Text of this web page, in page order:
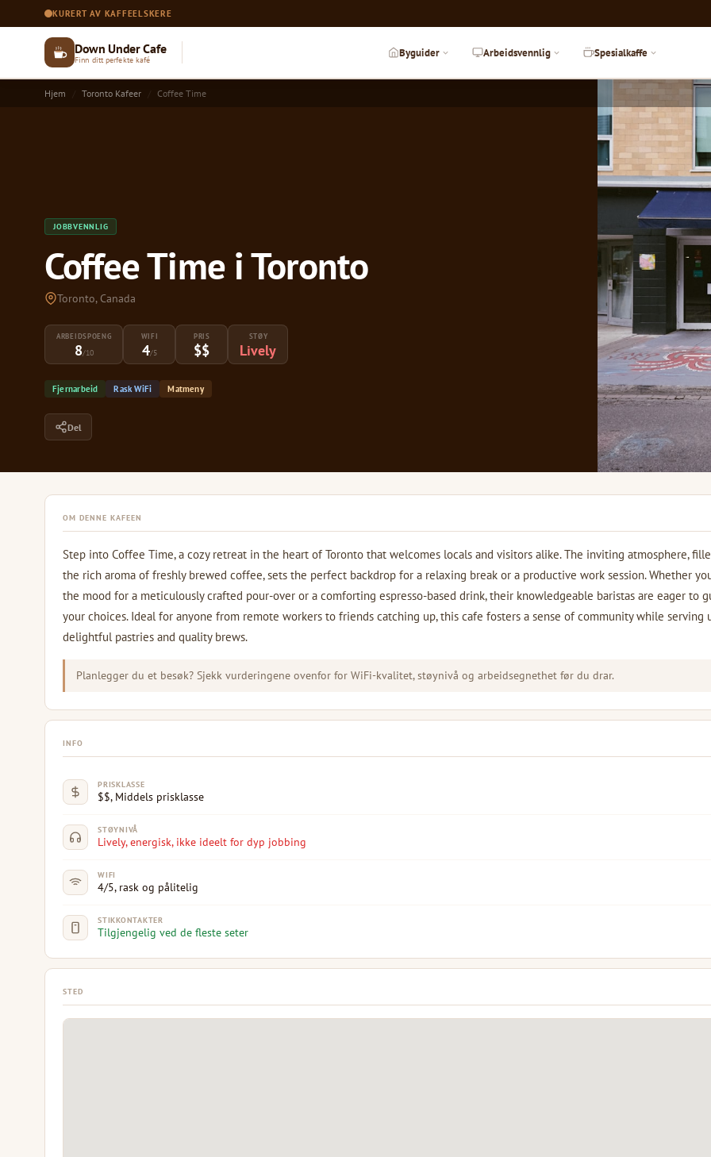
KURERT AV KAFFEELSKERE
Down Under Cafe
Finn ditt perfekte kafé Byguider Arbeidsvennlig Spesialkaffe
Hjem Toronto Kafeer Coffee Time
JOBBVENNLIG
Coffee Time i Toronto
Toronto, Canada
ARBEIDSPOENG
8/10
WIFI
4/5
PRIS
$$
STØY
Lively
Fjernarbeid Rask WiFi Matmeny
Del
OM DENNE KAFEEN
Step into Coffee Time, a cozy retreat in the heart of Toronto that welcomes locals and visitors alike. The inviting atmosphere,
the rich aroma of freshly brewed coffee, sets the perfect backdrop for a relaxing break or a productive work session. Whether
the mood for a meticulously crafted pour-over or a comforting espresso-based drink, their knowledgeable baristas are eager to
your choices. Ideal for anyone from remote workers to friends catching up, this cafe fosters a sense of community while serving
delightful pastries and quality brews.
Planlegger du et besøk? Sjekk vurderingene ovenfor for WiFi-kvalitet, støynivå og arbeidsegnethet før du drar.
INFO
PRISKLASSE
$$, Middels prisklasse
STØYNIVÅ
Lively, energisk, ikke ideelt for dyp jobbing
WIFI
4/5, rask og pålitelig
STIKKONTAKTER
Tilgjengelig ved de fleste seter
STED